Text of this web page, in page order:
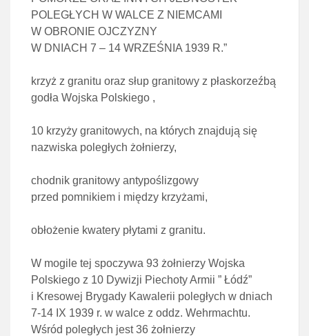
POLEGŁYCH W WALCE Z NIEMCAMI
W OBRONIE OJCZYZNY
W DNIACH 7 – 14 WRZEŚNIA 1939 R.”
krzyż z granitu oraz słup granitowy z płaskorzeźbą
godła Wojska Polskiego ,
10 krzyży granitowych, na których znajdują się
nazwiska poległych żołnierzy,
chodnik granitowy antypoślizgowy
przed pomnikiem i między krzyżami,
obłożenie kwatery płytami z granitu.
W mogile tej spoczywa 93 żołnierzy Wojska
Polskiego z 10 Dywizji Piechoty Armii ” Łódź”
i Kresowej Brygady Kawalerii poległych w dniach
7-14 IX 1939 r. w walce z oddz. Wehrmachtu.
Wśród poległych jest 36 żołnierzy